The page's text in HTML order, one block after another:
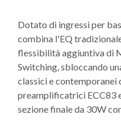
Dotato di ingressi per
combina l'EQ
flessibilità aggiuntiva di
Switching, sbloccando
classici e contemporanei
preamplificatrici ECC83
sezione finale da 30W